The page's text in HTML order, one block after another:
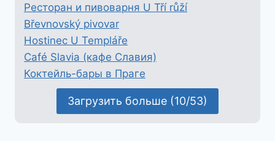
Ресторан и пивоварня U Tří růží
Břevnovský pivovar
Hostinec U Templáře
Café Slavia (кафе Славия)
Коктейль-бары в Праге
Загрузить больше (10/53)